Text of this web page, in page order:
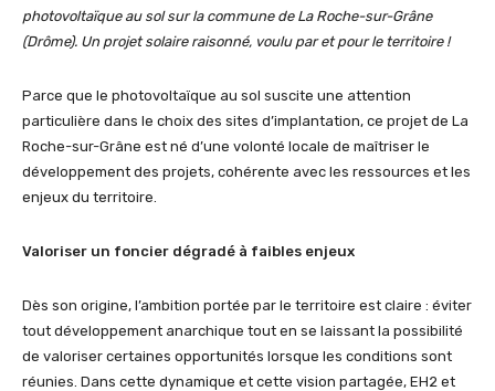
photovoltaïque au sol sur la commune de La Roche-sur-Grâne
(Drôme). Un projet solaire raisonné, voulu par et pour le territoire !
Parce que le photovoltaïque au sol suscite une attention
particulière dans le choix des sites d’implantation, ce projet de La
Roche-sur-Grâne est né d’une volonté locale de maîtriser le
développement des projets, cohérente avec les ressources et les
enjeux du territoire.
Valoriser un foncier dégradé à faibles enjeux
Dès son origine, l’ambition portée par le territoire est claire : éviter
tout développement anarchique tout en se laissant la possibilité
de valoriser certaines opportunités lorsque les conditions sont
réunies. Dans cette dynamique et cette vision partagée, EH2 et